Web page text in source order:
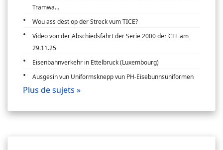
Tramwa...
Wou ass dëst op der Streck vum TICE?
Video von der Abschiedsfahrt der Serie 2000 der CFL am
29.11.25
Eisenbahnverkehr in Ettelbruck (Luxembourg)
Ausgesin vun Uniformsknepp vun PH-Eisebunnsuniformen
Plus de sujets »